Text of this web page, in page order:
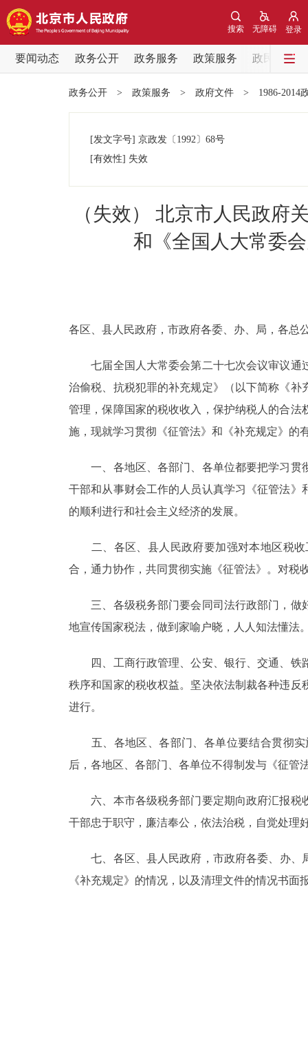
登录
无障碍
搜索
要闻动态 政务公开 政务服务 政策服务
政民互动
党中央精神
政务公开
政务服务
个人服务
中介服务
12345网上接诉即办
参与调查
北京概况
DEUTSCH
政务公开 > 政策服务 > 政府文件 > 1986-2014
[发文字号] 京政发 〔1992〕 68号
[有效性] 失效
（失效） 北京市人民政府
和《全国人大常委
各区、县人民政府，市政府各委、办、局，各总
七届全国人大常委会第二十七次会议审议通
治偷税、抗税犯罪的补充规定》（以下简称《补
管理，保障国家的税收收入，保护纳税人的合
施，现就学习贯彻《征管法》和《补充规定》的
一、各地区、各部门、各单位都要把学习贯
干部和从事财会工作的人员认真学习《征管法
的顺利进行和社会主义经济的发展。
二、各区、县人民政府要加强对本地区税收
合，通力协作，共同贯彻实施《征管法》。对税
三、各级税务部门要会同司法行政部门，做
地宣传国家税法，做到家喻户晓，人人知法懂法
四、工商行政管理、公安、银行、交通、铁
秩序和国家的税收权益。坚决依法制裁各种违
进行。
五、各地区、各部门、各单位要结合贯彻实
后，各地区、各部门、各单位不得制发与《征管
六、本市各级税务部门要定期向政府汇报税
干部忠于职守，廉洁奉公，依法治税，自觉处理
七、各区、县人民政府，市政府各委、办、局
《补充规定》的情况，以及清理文件的情况书